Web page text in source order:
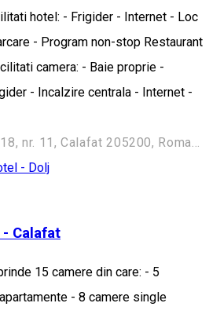
hotel: - Frigider - Internet - Loc
- Program non-stop Restaurant
camera: - Baie proprie -
- Incalzire centrala - Internet -
Strada 1 Decembrie 1918, nr. 11, Calafat 205200, Romania
- Dolj
Calafat
15 camere din care: - 5
- 8 camere single